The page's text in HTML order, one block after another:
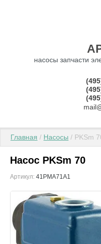
насосы запчасти
Главная / Насосы / PKSm
Насос PKSm 70
Артикул: 41PMA71A1